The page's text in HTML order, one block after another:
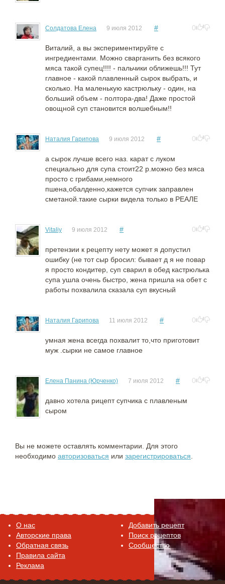
Солдатова Елена 9 июля 2012 # 0
Виталий, а вы экспериментируйте с
ингредиентами. Можно сварганить без всякого
мяса такой супец!!!! - пальчики оближешь!!! Тут
главное - какой плавленный сырок выбрать, и
сколько. На маленькую кастрюльку - один, на
больший объем - полтора-два! Даже простой
овощной суп становится волшебным!!
Наталия Гарипова 9 июля 2012 # 0
а сырок лучше всего наз. карат с луком
специально для супа стоит22 р.можно без мяса
просто с грибами,немного
пшена,обалденно,кажется супчик заправлен
сметаной.такие сырки видела только в РЕАЛЕ
Vitaliy 9 июля 2012 # 0
претензии к рецепту нету может я допустил
ошибку (не тот сыр бросил: бывает д я не повар
я просто кондитер, суп сварил в обед кастрюлька
супа ушла очень быстро, жена пришла на обет с
работы похвалила сказала суп вкусный
Наталия Гарипова 11 июля 2012 # 0
умная жена всегда похвалит то,что приготовит
муж .сырки не самое главное
Елена Панина (Юрченко) 7 июля 2012 # 0
давно хотела рицепт супчика с плавленым
сыром
Вы не можете оставлять комментарии. Для этого
необходимо авторизоваться или зарегистрироваться
O нас
Авторские права
Обратная связь
Правила сайта
Реклама
Добавить рецепт
Поиск рецептов
Сообщество